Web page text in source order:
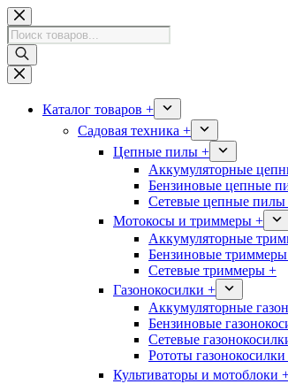
Перейти
к
сути
Поиск
товаров
Каталог товаров +
Садовая техника +
Цепные пилы +
Аккумуляторные
Бензиновые цепные
Сетевые цепные пилы
Мотокосы и триммеры +
Аккумуляторные
Бензиновые
Сетевые триммеры +
Газонокосилки +
Аккумуляторные
Бензиновые
Сетевые
Рототы
Культиваторы и мотоблоки